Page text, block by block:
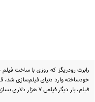
فیلم، بار دیگر فیلمی ۷ هزار دلاری بسازد.